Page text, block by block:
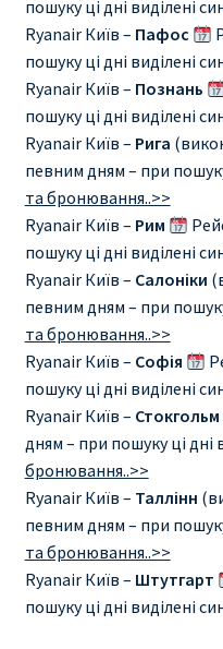
РАЙАНЭЙР НА
РЕГИСТРАЦИЯ НА РЕЙС
Регистрация ребенка на
Рим
Рождественские
Райнэйр на русском
О сайте
пошуку ці дні виділені
Ryanair Київ – Пафос
пошуку ці дні виділені
Ryanair Київ – Познань
пошуку ці дні виділені
Ryanair Київ – Рига
певним дням – при пошуку
та бронювання..>>
Ryanair Київ – Рим
пошуку ці дні виділені
Ryanair Київ – Салоніки
певним дням – при пошуку
та бронювання..>>
Ryanair Київ – Софія
пошуку ці дні виділені
Ryanair Київ – Стокгольм
дням – при пошуку ці дні
бронювання..>>
Ryanair Київ – Таллінн
певним дням – при пошуку
та бронювання..>>
Ryanair Київ – Штутгарт
пошуку ці дні виділені